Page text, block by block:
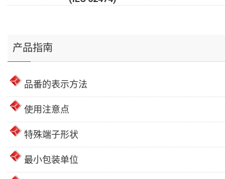
产品指南
品番的表示方法
使用注意点
特殊端子形状
最小包装单位